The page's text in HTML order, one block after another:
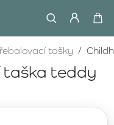
taška teddy
tašky